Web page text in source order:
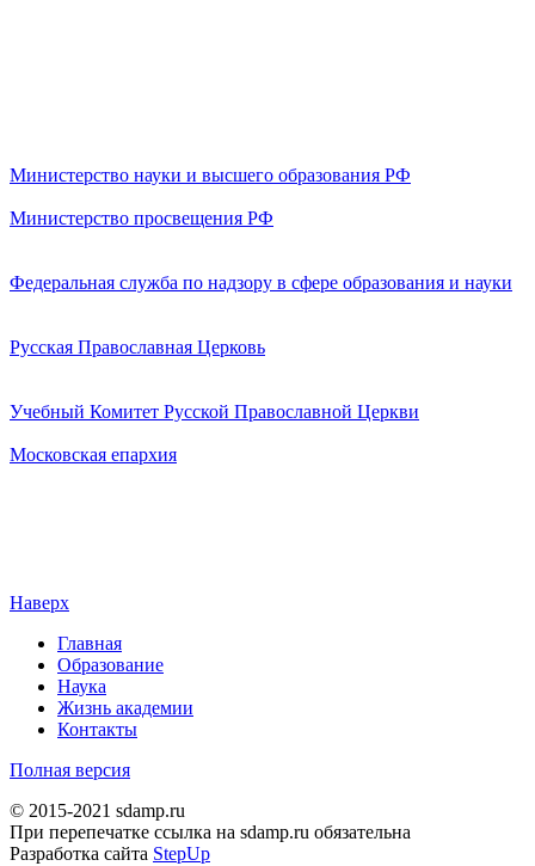
Министерство науки и высшего образования РФ
Министерство просвещения РФ
Федеральная служба по надзору в сфере образования и науки
Русская Православная Церковь
Учебный Комитет Русской Православной Церкви
Московская епархия
Наверх
Главная
Образование
Наука
Жизнь академии
Контакты
Полная версия
© 2015-2021 sdamp.ru
При перепечатке ссылка на sdamp.ru обязательна
Разработка сайта StepUp